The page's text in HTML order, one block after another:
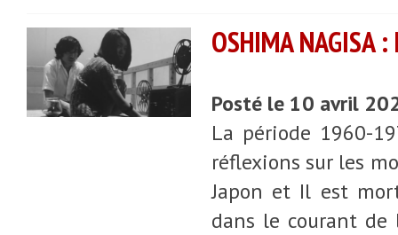
OSHIMA NAGISA :
Posté le 10 avril
La période 1960-
réflexions sur les
Japon et Il est
dans le courant